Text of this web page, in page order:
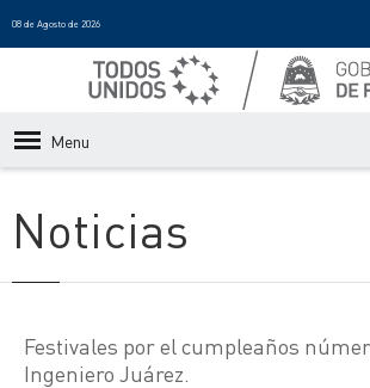
08 de Agosto de 2026
Menu
Noticias
Festivales por el cumpleaños
Ingeniero Juárez.